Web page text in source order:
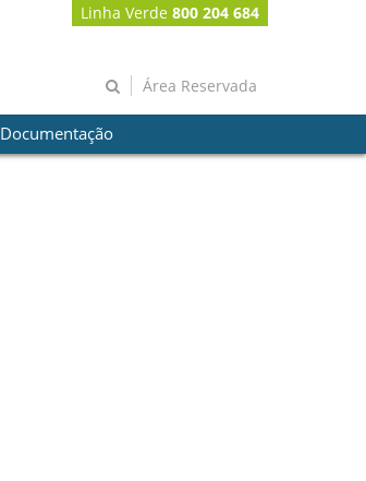
Linha Verde 800 204 684
Área Reservada
Documentação